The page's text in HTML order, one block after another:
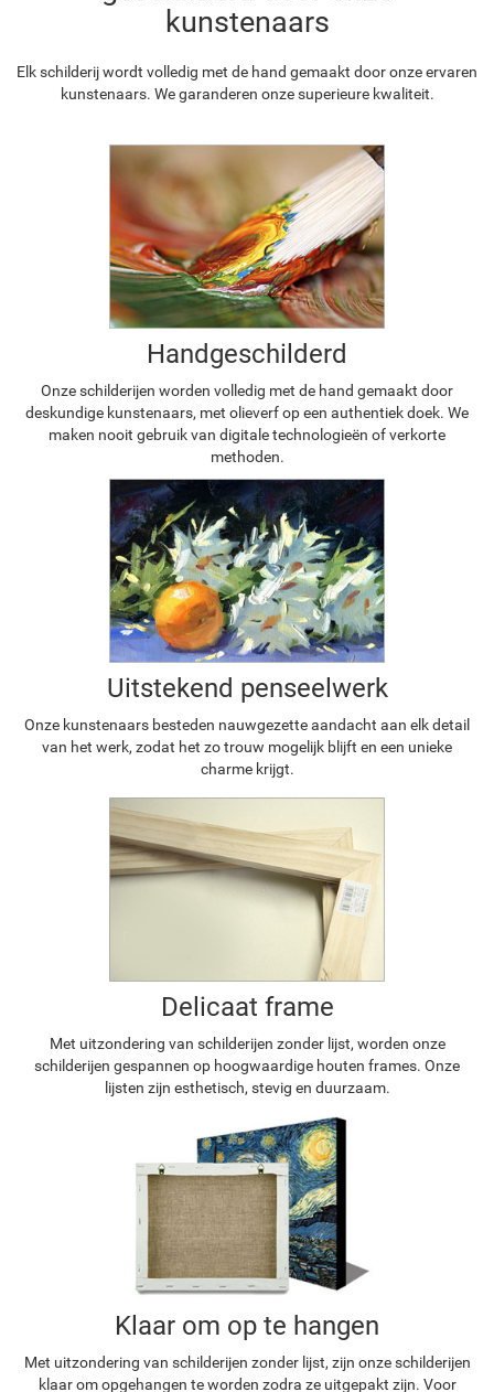
kunstenaars
Elk schilderij wordt volledig met de hand gemaakt door onze ervaren
kunstenaars. We garanderen onze superieure kwaliteit.
Handgeschilderd
Onze schilderijen worden volledig met de hand gemaakt door
deskundige kunstenaars, met olieverf op een authentiek doek. We
maken nooit gebruik van digitale technologieën of verkorte
methoden.
Uitstekend penseelwerk
Onze kunstenaars besteden nauwgezette aandacht aan elk detail
van het werk, zodat het zo trouw mogelijk blijft en een unieke
charme krijgt.
Delicaat frame
Met uitzondering van schilderijen zonder lijst, worden onze
schilderijen gespannen op hoogwaardige houten frames. Onze
lijsten zijn esthetisch, stevig en duurzaam.
Klaar om op te hangen
Met uitzondering van schilderijen zonder lijst, zijn onze schilderijen
klaar om opgehangen te worden zodra ze uitgepakt zijn. Voor